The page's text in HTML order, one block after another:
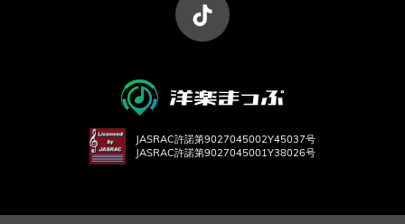
JASRAC許諾第9027045002Y45037号
JASRAC許諾第9027045001Y38026号